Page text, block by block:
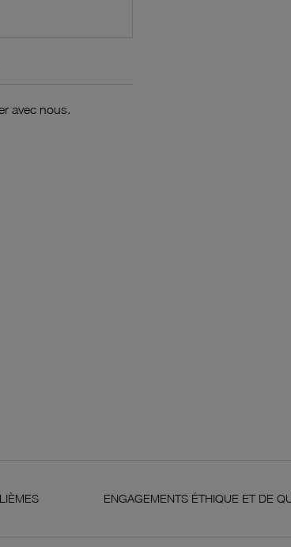
avec nous.
ENGAGEMENTS ÉTHIQUE ET DE QUALITÉ